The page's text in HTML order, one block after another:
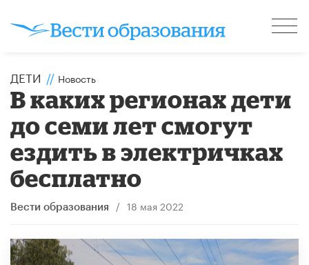
ДЕТИ // Новость
В каких регионах дети
до семи лет смогут
ездить в электричках
бесплатно
Вести образования / 18 мая 2022